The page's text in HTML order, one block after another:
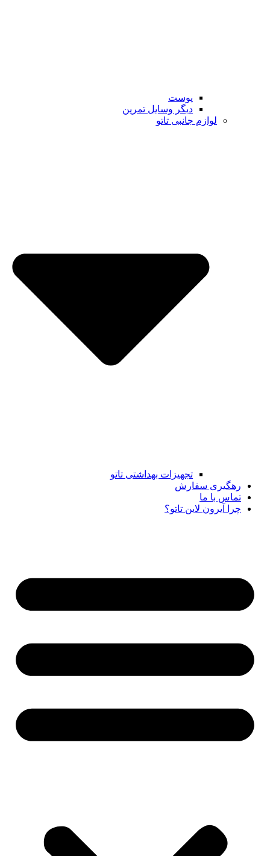
پوست
دیگر وسایل تمرین
لوازم جانبی تاتو
تجهیزات بهداشتی تاتو
رهگیری سفارش
تماس با ما
چرا آیرون لاین تاتو؟